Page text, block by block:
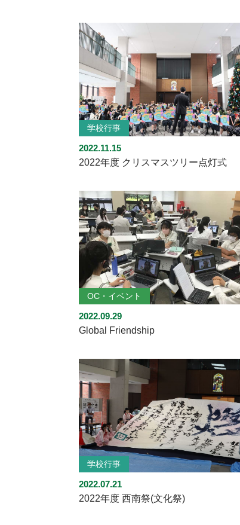
学校行事
2022.11.15
2022年度 クリスマスツリー点灯式
OC・イベント
2022.09.29
Global Friendship
学校行事
2022.07.21
2022年度 西南祭(文化祭)